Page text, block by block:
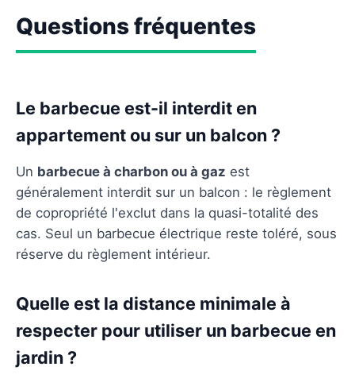
Questions fréquentes
Le barbecue est-il interdit en
appartement ou sur un balcon ?
Un barbecue à charbon ou à gaz est
généralement interdit sur un balcon : le règlement
de copropriété l'exclut dans la quasi-totalité des
cas. Seul un barbecue électrique reste toléré, sous
réserve du règlement intérieur.
Quelle est la distance minimale à
respecter pour utiliser un barbecue en
jardin ?